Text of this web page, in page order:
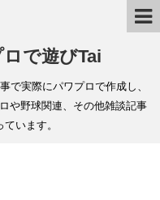
で遊びTai
で実際にパワプロで作成し、
や野球関連、その他雑談記事
います。